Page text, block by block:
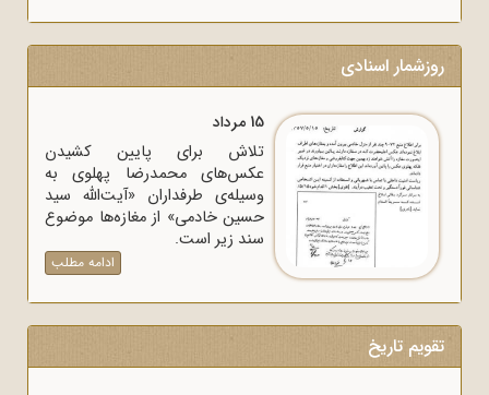
روزشمار اسنادی
15 مرداد
تلاش برای پایین کشیدن
عکس‌های محمدرضا پهلوی به
وسیله‌ی طرفداران «آیت‌الله سید
حسین خادمی» از مغازه‌ها موضوع
سند زیر است.
ادامه مطلب
تقویم تاریخ